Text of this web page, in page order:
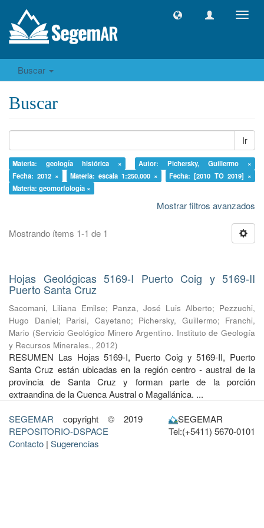
Buscar
Buscar
Ir
Materia: geología histórica ×
Autor: Pichersky, Guillermo ×
Fecha: 2012 ×
Materia: escala 1:250.000 ×
Fecha: [2010 TO 2019] ×
Materia: geomorfología ×
Mostrar filtros avanzados
Mostrando ítems 1-1 de 1
Hojas Geológicas 5169-I Puerto Coig y 5169-II
Puerto Santa Cruz
Sacomani, Liliana Emilse; Panza, José Luis Alberto; Pezzuchi,
Hugo Daniel; Parisi, Cayetano; Pichersky, Guillermo; Franchi,
Mario (Servicio Geológico Minero Argentino. Instituto de Geología
y Recursos Minerales., 2012)
RESUMEN Las Hojas 5169-I, Puerto Coig y 5169-II, Puerto
Santa Cruz están ubicadas en la región centro - austral de la
provincia de Santa Cruz y forman parte de la porción
extraandina de la Cuenca Austral o Magallánica. ...
SEGEMAR copyright © 2019
REPOSITORIO-DSPACE
Contacto | Sugerencias
SEGEMAR
Tel:(+5411) 5670-0101